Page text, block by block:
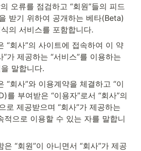
오류를 점검하고 “회원”들의 피드
받기 위하여 공개하는 베타(Beta)
의 서비스를 포함합니다.
“회사”의 사이트에 접속하여 이 약
”가 제공하는 “서비스”를 이용하는
말합니다.
“회사”와 이용계약을 체결하고 “이
를 부여받은 “이용자”로서 “회사”의
로 제공받으며 “회사”가 제공하는
적으로 이용할 수 있는 자를 말합니
은 “회원”이 아니면서 “회사”가 제공